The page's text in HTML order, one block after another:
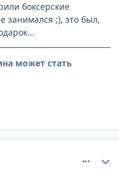
боксерские
занимался ;), это был,
может стать